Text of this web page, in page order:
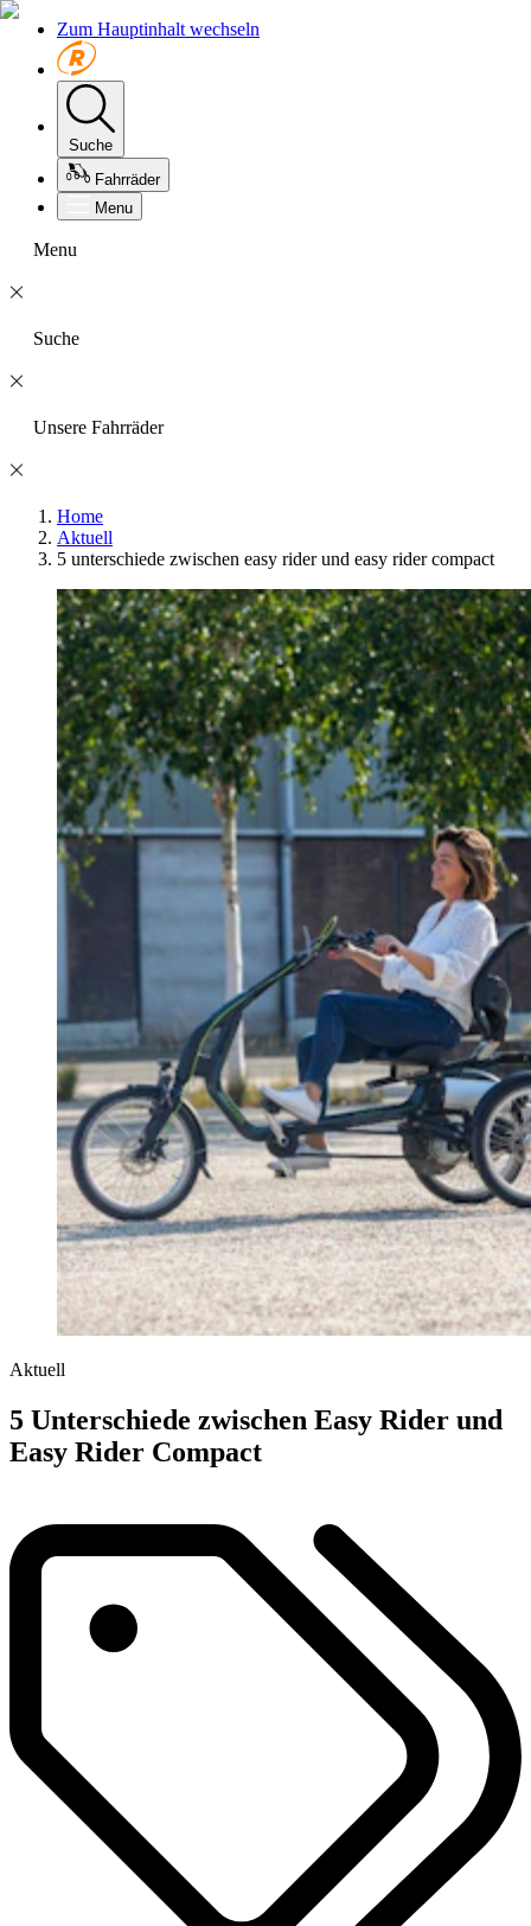
Zum Hauptinhalt wechseln
Suche
Fahrräder
Menu
Menu
Suche
Unsere Fahrräder
Home
Aktuell
5 unterschiede zwischen easy rider und easy rider compact
Aktuell
5 Unterschiede zwischen Easy Rider und
Easy Rider Compact